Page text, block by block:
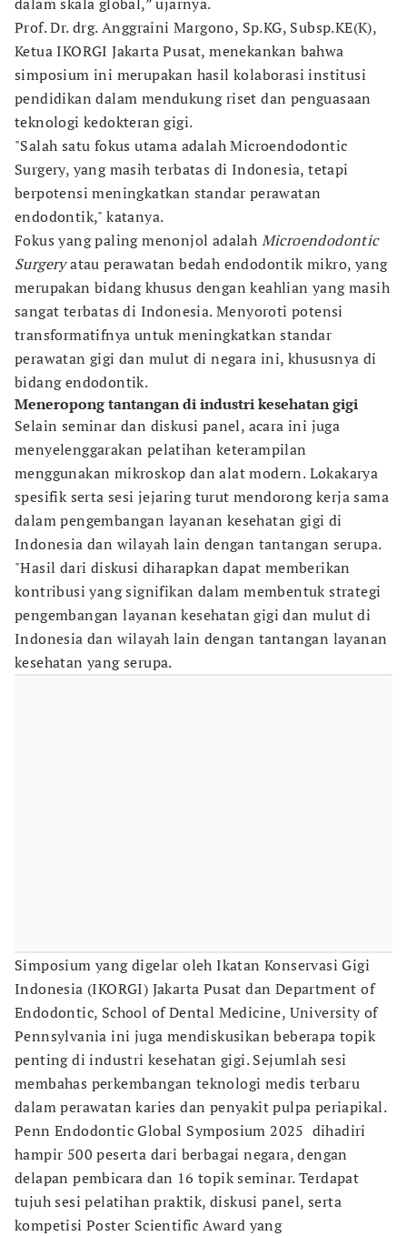
Prof. Dr. drg. Anggraini Margono, Sp.KG, Subsp.KE(K),
Ketua IKORGI Jakarta Pusat, menekankan bahwa
simposium ini merupakan hasil kolaborasi institusi
pendidikan dalam mendukung riset dan penguasaan
teknologi kedokteran gigi.
"Salah satu fokus utama adalah Microendodontic
Surgery, yang masih terbatas di Indonesia, tetapi
berpotensi meningkatkan standar perawatan
endodontik," katanya.
Fokus yang paling menonjol adalah Microendodontic
Surgeryatau perawatan bedah endodontik mikro, yang
merupakan bidang khusus dengan keahlian yang masih
sangat terbatas di Indonesia. Menyoroti potensi
transformatifnya untuk meningkatkan standar
perawatan gigi dan mulut di negara ini, khususnya di
bidang endodontik.
Meneropong tantangan di industri kesehatan gigi
Selain seminar dan diskusi panel, acara ini juga
menyelenggarakan pelatihan keterampilan
menggunakan mikroskop dan alat modern. Lokakarya
spesifik serta sesi jejaring turut mendorong kerja sama
dalam pengembangan layanan kesehatan gigi di
Indonesia dan wilayah lain dengan tantangan serupa.
"Hasil dari diskusi diharapkan dapat memberikan
kontribusi yang signifikan dalam membentuk strategi
pengembangan layanan kesehatan gigi dan mulut di
Indonesia dan wilayah lain dengan tantangan layanan
kesehatan yang serupa.
Simposium yang digelar oleh Ikatan Konservasi Gigi
Indonesia (IKORGI) Jakarta Pusat dan Department of
Endodontic, School of Dental Medicine, University of
Pennsylvania ini juga mendiskusikan beberapa topik
penting di industri kesehatan gigi. Sejumlah sesi
membahas perkembangan teknologi medis terbaru
dalam perawatan karies dan penyakit pulpa periapikal.
Penn Endodontic Global Symposium 2025 dihadiri
hampir 500 peserta dari berbagai negara, dengan
delapan pembicara dan 16 topik seminar. Terdapat
tujuh sesi pelatihan praktik, diskusi panel, serta
kompetisi Poster Scientific Award yang